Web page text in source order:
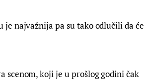
najvažnija pa su tako odlučili da će
koji je u prošlog godini čak